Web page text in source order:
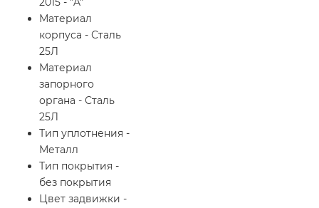
Материал
корпуса - Сталь
25Л
Материал
запорного
органа - Сталь
25Л
Тип уплотнения -
Металл
Тип покрытия -
без покрытия
Цвет задвижки -